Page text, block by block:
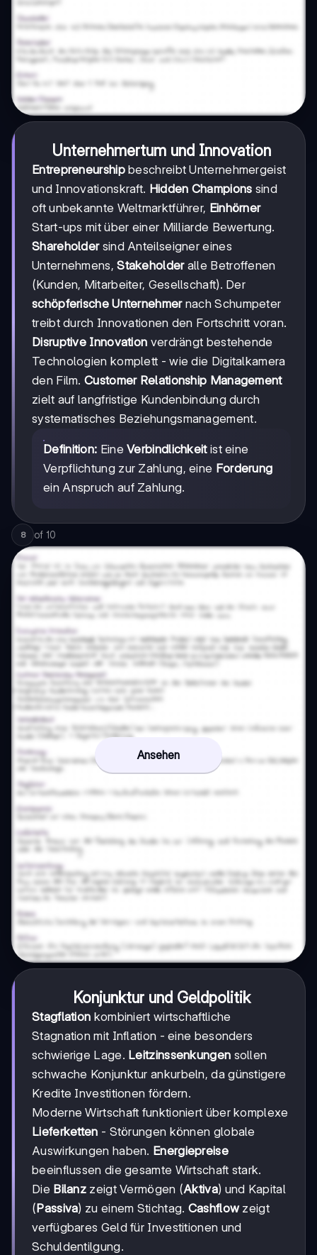
Unternehmertum und Innovation
Entrepreneurshipbeschreibt Unternehmergeist
und Innovationskraft. Hidden Champions sind
oft unbekannte Weltmarktführer, Einhörner
Start-ups mit über einer Milliarde Bewertung.
Shareholdersind Anteilseigner eines
Unternehmens,Stakeholderalle Betroffenen
(Kunden, Mitarbeiter, Gesellschaft). Der
schöpferische Unternehmernach Schumpeter
treibt durch Innovationen den Fortschritt voran.
Disruptive Innovation verdrängt bestehende
Technologien komplett - wie die Digitalkamera
den Film.Customer Relationship Management
zielt auf langfristige Kundenbindung durch
systematisches Beziehungsmanagement.
Definition: EineVerbindlichkeitist eine
Verpflichtung zur Zahlung, eine Forderung
ein Anspruch auf Zahlung.
8 of 10
Ansehen
Konjunktur und Geldpolitik
Stagflation kombiniert wirtschaftliche
Stagnation mit Inflation - eine besonders
schwierige Lage. Leitzinssenkungen sollen
schwache Konjunktur ankurbeln, da günstigere
Kredite Investitionen fördern.
Moderne Wirtschaft funktioniert über komplexe
Lieferketten - Störungen können globale
Auswirkungen haben. Energiepreise
beeinflussen die gesamte Wirtschaft stark.
Die Bilanz zeigt Vermögen (Aktiva) und Kapital
(Passiva) zu einem Stichtag. Cashflowzeigt
verfügbares Geld für Investitionen und
Schuldentilgung.